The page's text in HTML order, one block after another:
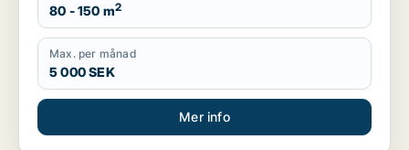
80 - 150 m2
Max. per månad
5 000 SEK
Mer info